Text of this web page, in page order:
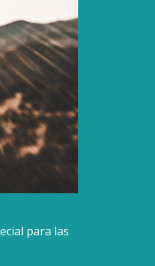
para las